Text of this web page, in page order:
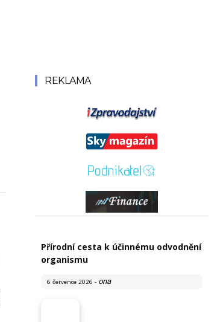
REKLAMA
Přírodní cesta k účinnému odvodnění
organismu
6 července 2026 - ona